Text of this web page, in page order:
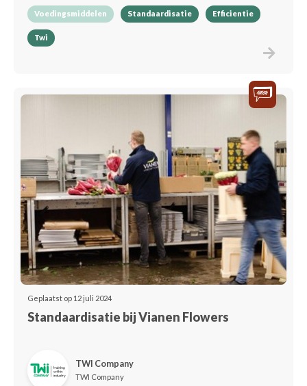
Voedingsmiddelen Standaardisatie Efficientie
Twi
Geplaatst op 12 juli 2024
Standaardisatie bij Vianen Flowers
TWI Company
TWI Company